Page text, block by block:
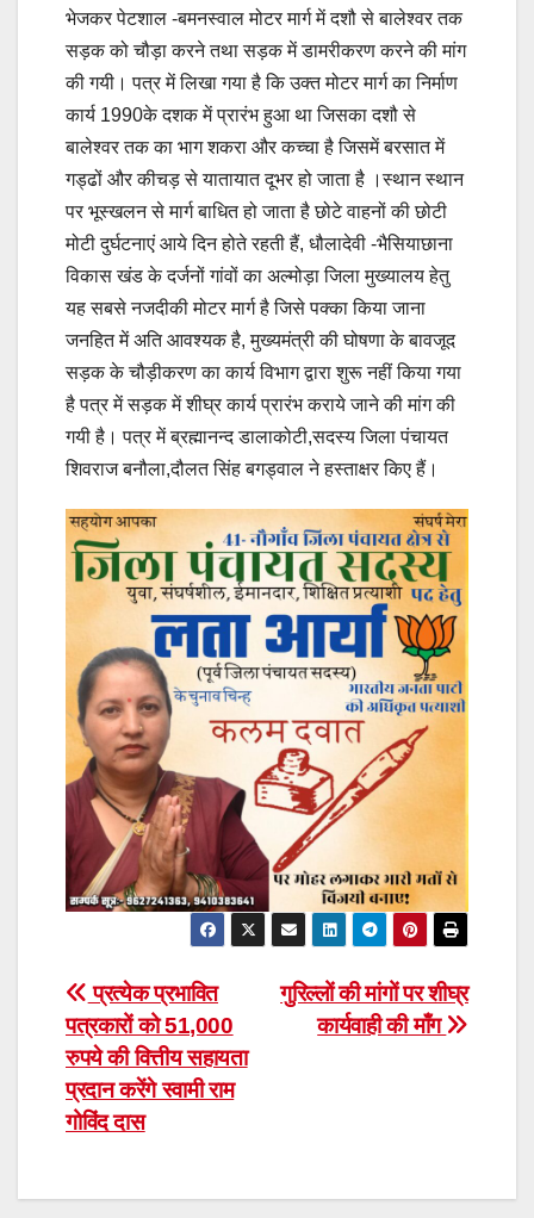
भेजकर पेटशाल -बमनस्वाल मोटर मार्ग में दशौ से बालेश्वर तक
सड़क को चौड़ा करने तथा सड़क में डामरीकरण करने की मांग
की गयी। पत्र में लिखा गया है कि उक्त मोटर मार्ग का निर्माण
कार्य 1990के दशक में प्रारंभ हुआ था जिसका दशौ से
बालेश्वर तक का भाग शकरा और कच्चा है जिसमें बरसात में
गड्ढों और कीचड़ से यातायात दूभर हो जाता है ।स्थान स्थान
पर भूस्खलन से मार्ग बाधित हो जाता है छोटे वाहनों की छोटी
मोटी दुर्घटनाएं आये दिन होते रहती हैं, धौलादेवी -भैसियाछाना
विकास खंड के दर्जनों गांवों का अल्मोड़ा जिला मुख्यालय हेतु
यह सबसे नजदीकी मोटर मार्ग है जिसे पक्का किया जाना
जनहित में अति आवश्यक है, मुख्यमंत्री की घोषणा के बावजूद
सड़क के चौड़ीकरण का कार्य विभाग द्वारा शुरू नहीं किया गया
है पत्र में सड़क में शीघ्र कार्य प्रारंभ कराये जाने की मांग की
गयी है। पत्र में ब्रह्मानन्द डालाकोटी,सदस्य जिला पंचायत
शिवराज बनौला,दौलत सिंह बगड्वाल ने हस्ताक्षर किए हैं।
Post
navigation
गुरिल्लों की मांगों पर शीघ्र
कार्यवाही की माँग
प्रत्येक प्रभावित
पत्रकारों को 51,000
रुपये की वित्तीय सहायता
प्रदान करेंगे स्वामी राम
गोविंद दास